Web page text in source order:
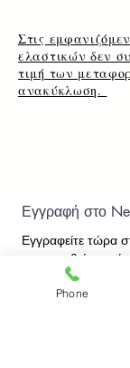
Στις
ελαστικών δεν
τιμή των
ανακύκλωση.
Εγγραφή στο
Εγγραφείτε τώρα
ενημερωθείτε
τις προσφορές μας!
Phone